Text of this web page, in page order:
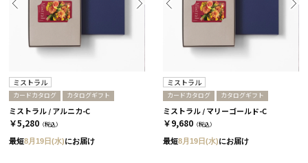
ミストラル
カードカタログ カタログギフト
ミストラル / アルニカ-C
￥5,280 （税込）
最短8月19日(水)にお届け
ミストラル
カードカタログ カタログギフト
ミストラル / マリーゴールド-C
￥9,680 （税込）
最短8月19日(水)にお届け